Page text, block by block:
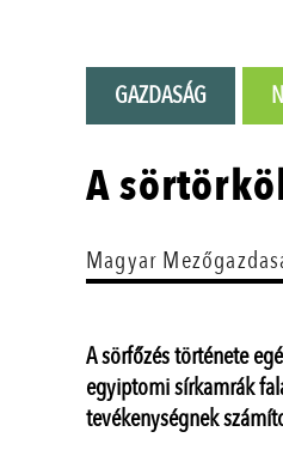
GAZDASÁG
A
Magyar
A sörfőzés története
egyiptomi sírkamrák
tevékenységnek